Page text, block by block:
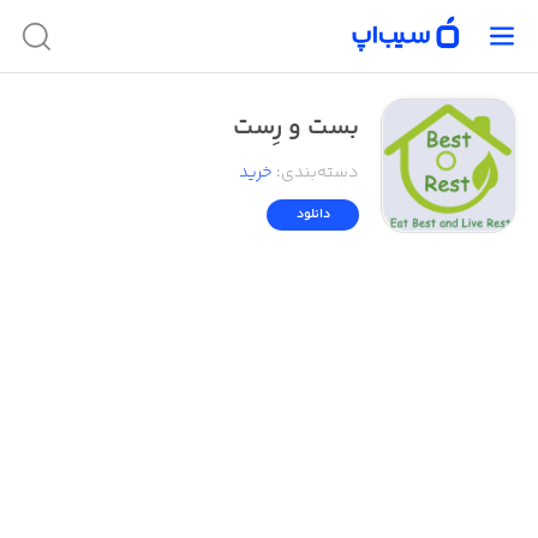
بست و رِست
دسته‌بندی: خرید
دانلود